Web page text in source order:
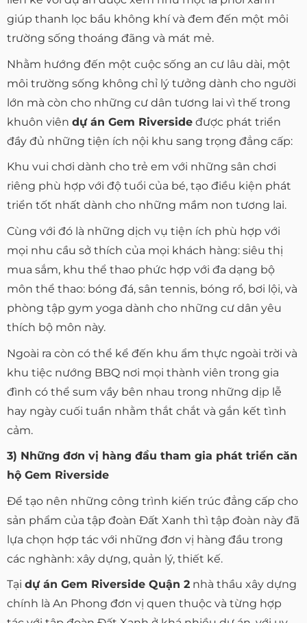
giúp thanh lọc bầu không khí và đem đến một môi
trường sống thoáng đãng và mát mẻ.
Nhằm hướng đến một cuộc sống an cư lâu dài, một
môi trường sống không chỉ lý tưởng dành cho người
lớn mà còn cho những cư dân tương lai vì thế trong
khuôn viên dự án Gem Riverside được phát triển
đầy đủ những tiện ích nội khu sang trọng đẳng cấp:
Khu vui chơi dành cho trẻ em với những sân chơi
riêng phù hợp với độ tuổi của bé, tạo điều kiện phát
triển tốt nhất dành cho những mầm non tương lai.
Cùng với đó là những dịch vụ tiện ích phù hợp với
mọi nhu cầu sở thích của mọi khách hàng: siêu thị
mua sắm, khu thể thao phức hợp với đa dạng bộ
môn thể thao: bóng đá, sân tennis, bóng rổ, bơi lội, và
phòng tập gym yoga dành cho những cư dân yêu
thích bộ môn này.
Ngoài ra còn có thể kể đến khu ẩm thực ngoài trời và
khu tiệc nướng BBQ nơi mọi thành viên trong gia
đình có thể sum vầy bên nhau trong những dịp lễ
hay ngày cuối tuần nhằm thắt chắt và gắn kết tình
cảm.
3) Những đơn vị hàng đầu tham gia phát triển căn
hộ Gem Riverside
Để tạo nên những công trình kiến trúc đẳng cấp cho
sản phẩm của tập đoàn Đất Xanh thì tập đoàn này đã
lựa chọn hợp tác với những đơn vị hàng đầu trong
các nghành: xây dựng, quản lý, thiết kế.
Tại dự án Gem Riverside Quận 2 nhà thầu xây dựng
chính là An Phong đơn vị quen thuộc và từng hợp